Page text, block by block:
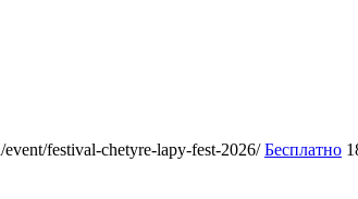
festival-chetyre-lapy-fest-2026/ Бесплатно